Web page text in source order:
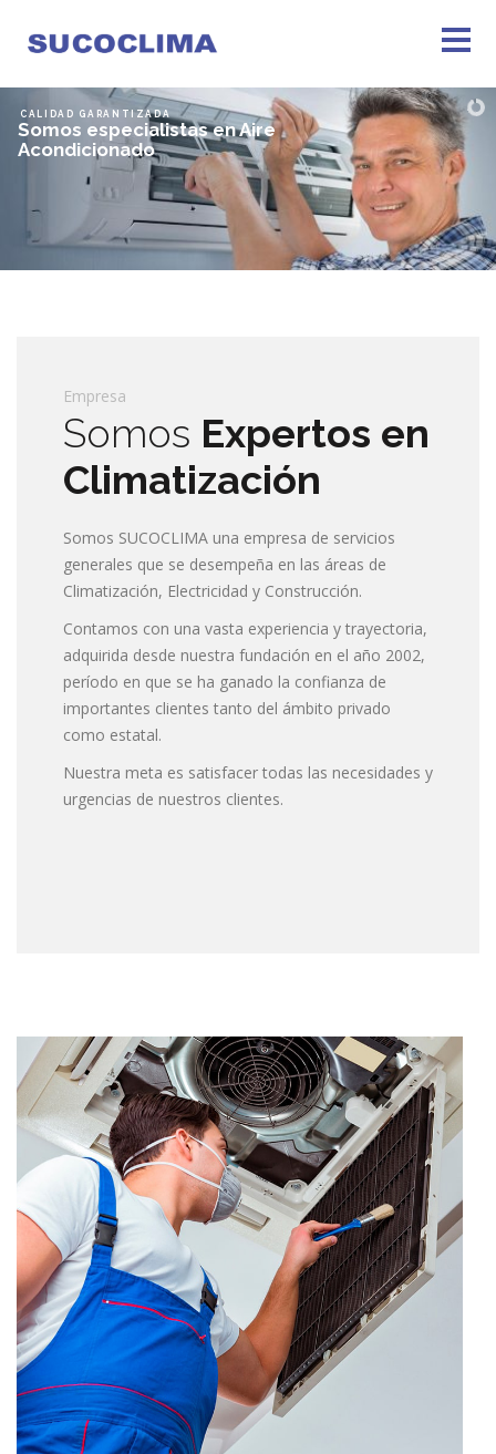
Somos especialistas en Aire
Asistencia Técnica
(+569) 7864 4991
(+562) 2274 9093
Empresa
Somos Expertos en
Climatización
Somos SUCOCLIMA una empresa de servicios
generales que se desempeña en las áreas de
Climatización, Electricidad y Construcción.
Contamos con una vasta experiencia y trayectoria,
adquirida desde nuestra fundación en el año 2002,
período en que se ha ganado la confianza de
importantes clientes tanto del ámbito privado
como estatal.
Nuestra meta es satisfacer todas las necesidades y
urgencias de nuestros clientes.